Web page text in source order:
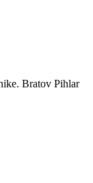
Bratov Pihlar